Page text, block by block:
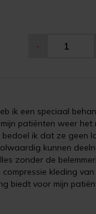
-
ik een speciaal
patiënten weer
ik dat ze geen
kunnen
zonder de
compressie kleding
biedt voor mijn